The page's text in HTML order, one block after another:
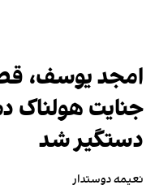
امجد یوسف،
جنایت هولناک
دستگیر شد
نعیمه دوستدار